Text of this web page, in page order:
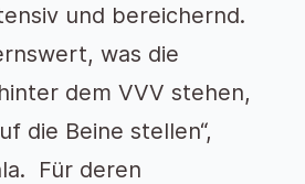
und bereichernd.
was die
dem VVV stehen,
die Beine stellen“,
Für deren